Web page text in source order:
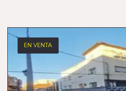
EN VENTA